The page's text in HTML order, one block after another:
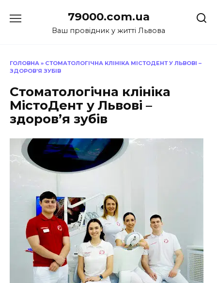
до
79000.com.ua
Ваш провідник у житті Львова
ГОЛОВНА » СТОМАТОЛОГІЧНА КЛІНІКА МІСТОДЕНТ У ЛЬВОВІ –
ЗДОРОВ’Я ЗУБІВ
Стоматологічна клініка
МістоДент у Львові –
здоров’я зубів